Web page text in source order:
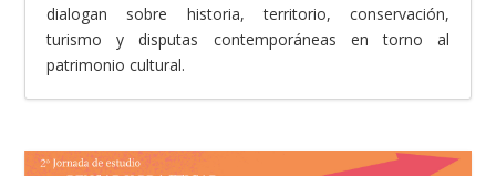
dialogan sobre historia, territorio, conservación,
turismo y disputas contemporáneas en torno al
patrimonio cultural.